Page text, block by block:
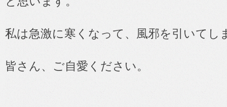
私は急激に寒くなって、風邪を引いてし
皆さん、ご自愛ください。